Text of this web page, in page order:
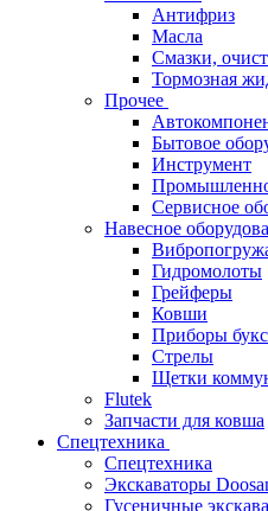
Антифриз
Масла
Смазки,
Тормозная
Прочее
Бытовое
Инструмент
Сервисное
Навесное
Гидромолоты
Грейферы
Ковши
Приборы
Стрелы
Щетки
Flutek
Запчасти для ковша
Спецтехника
Спецтехника
Экскаваторы
Гусеничные